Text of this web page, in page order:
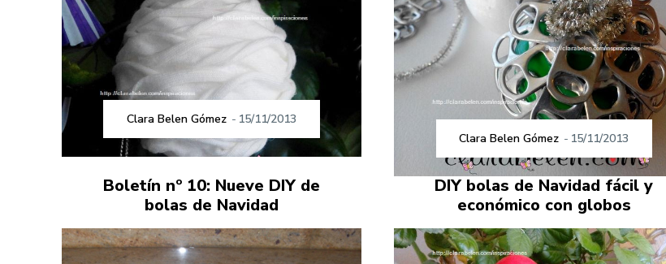
Clara Belen Gómez - 15/11/2013
Clara Belen Gómez - 15/11/2013
Boletín nº 10: Nueve DIY de
bolas de Navidad
DIY bolas de Navidad fácil y
económico con globos